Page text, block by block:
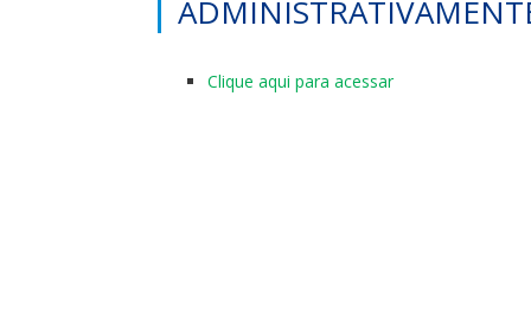
Clique aqui para acessar